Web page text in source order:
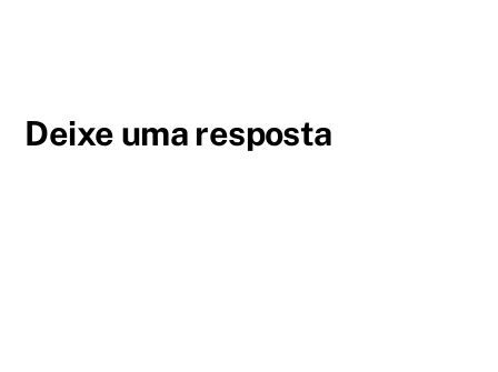
Deixe uma resposta